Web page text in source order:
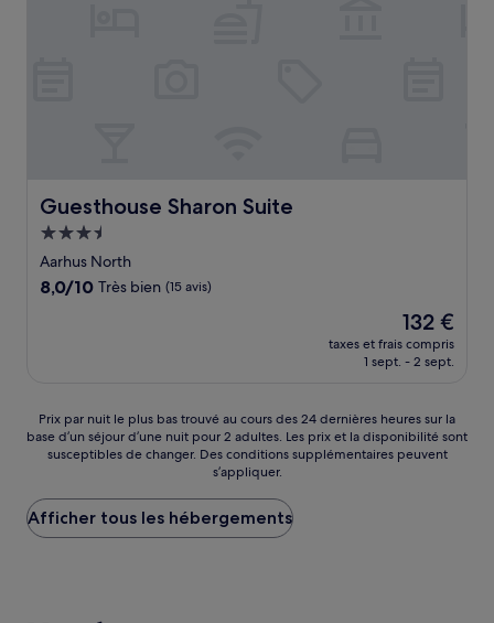
Guesthouse Sharon Suite
Guesthouse Sharon Suite
Hébergement
3.5 étoiles
Aarhus North
8.0
8,0/10 Très bien (15 avis)
Le
nouveau
prix
132 €
132 €
taxes et frais compris
1 sept. - 2 sept.
Prix
par
nuit
plus
bas
trouvé
24 dernières
Prix par nuit le plus bas trouvé au cours des 24 dernières heures sur la
base d’un séjour d’une nuit pour 2 adultes. Les prix et la disponibilité sont
susceptibles de changer. Des conditions supplémentaires peuvent
s’appliquer.
Afficher tous les hébergements